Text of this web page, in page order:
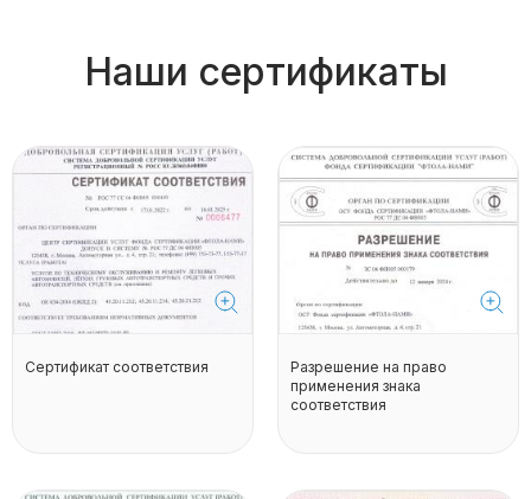
Наши сертификаты
Сертификат соответствия
Разрешение на право
применения знака
соответствия